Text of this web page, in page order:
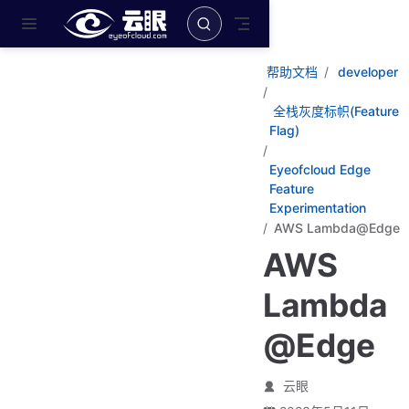
跳至主要內容
帮助文档 developer
全栈灰度标帜(Feature
Flag)
Eyeofcloud Edge
Feature
Experimentation
AWS Lambda@Edge
AWS
Lambda
@Edge
云眼